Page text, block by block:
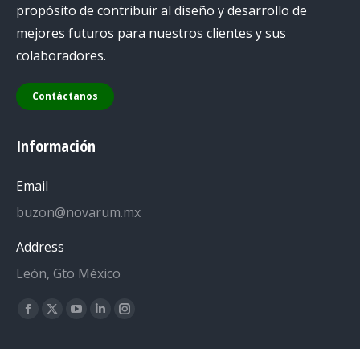
propósito de contribuir al diseño y desarrollo de
mejores futuros para nuestros clientes y sus
colaboradores.
Contáctanos
Información
Email
buzon@novarum.mx
Address
León, Gto México
Encuéntranos en:
Facebook
X
YouTube
LinkedinInstagram